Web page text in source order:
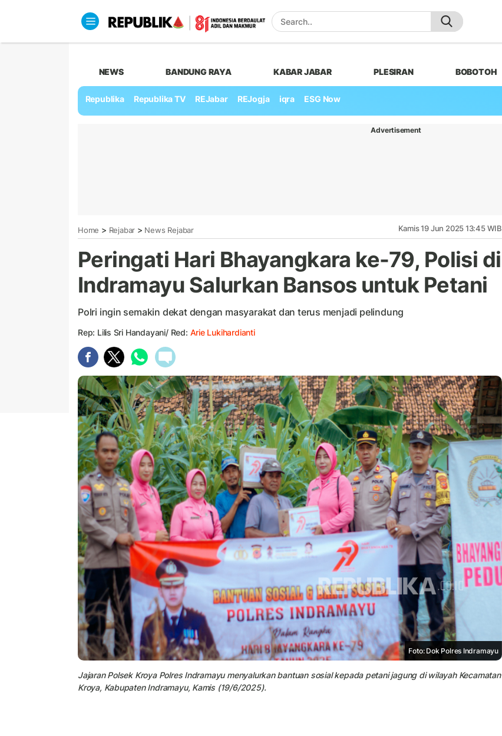
NEWS BANDUNG RAYA KABAR JABAR PLESIRAN BOBOTOH
Republika Republika TV REJabar REJogja iqra ESG Now
Advertisement
Home > Rejabar > News Rejabar Kamis 19 Jun 2025 13:45 WIB
Peringati Hari Bhayangkara ke-79, Polisi di
Indramayu Salurkan Bansos untuk Petani
Polri ingin semakin dekat dengan masyarakat dan terus menjadi pelindung
Rep: Lilis Sri Handayani/ Red: Arie Lukihardianti
Foto: Dok Polres Indramayu
Jajaran Polsek Kroya Polres Indramayu menyalurkan bantuan sosial kepada petani jagung di wilayah Kecamatan
Kroya, Kabupaten Indramayu, Kamis (19/6/2025).